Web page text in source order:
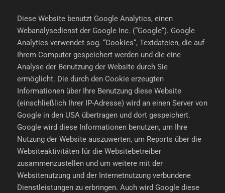
Diese Website benutzt Google Analytics, einen
Webanalysedienst der Google Inc. (“Google“). Google
Analytics verwendet sog. “Cookies“, Textdateien, die auf
Ihrem Computer gespeichert werden und die eine
Analyse der Benutzung der Website durch Sie
ermöglicht. Die durch den Cookie erzeugten
Informationen über Ihre Benutzung diese Website
(einschließlich Ihrer IP-Adresse) wird an einen Server von
Google in den USA übertragen und dort gespeichert.
Google wird diese Informationen benutzen, um Ihre
Nutzung der Website auszuwerten, um Reports über die
Websiteaktivitäten für die Websitebetreiber
zusammenzustellen und um weitere mit der
Websitenutzung und der Internetnutzung verbundene
Dienstleistungen zu erbringen. Auch wird Google diese